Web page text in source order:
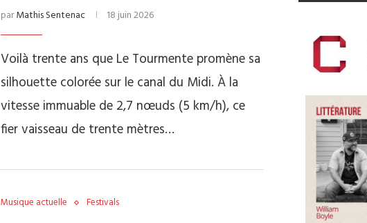
parMathis Sentenac 18 juin 2026
Voilà trente ans que Le Tourmente promène sa
silhouette colorée sur le canal du Midi. À la
vitesse immuable de 2,7 nœuds (5 km/h), ce
fier vaisseau de trente mètres…
Musique actuelle Festivals